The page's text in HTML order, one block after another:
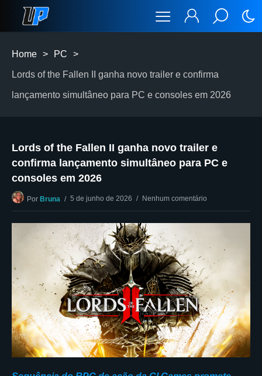
Home > PC >
Lords of the Fallen II ganha novo trailer e confirma
lançamento simultâneo para PC e consoles em 2026
Lords of the Fallen II ganha novo trailer e
confirma lançamento simultâneo para PC e
consoles em 2026
Por Bruna 5 de junho de 2026 Nenhum comentário